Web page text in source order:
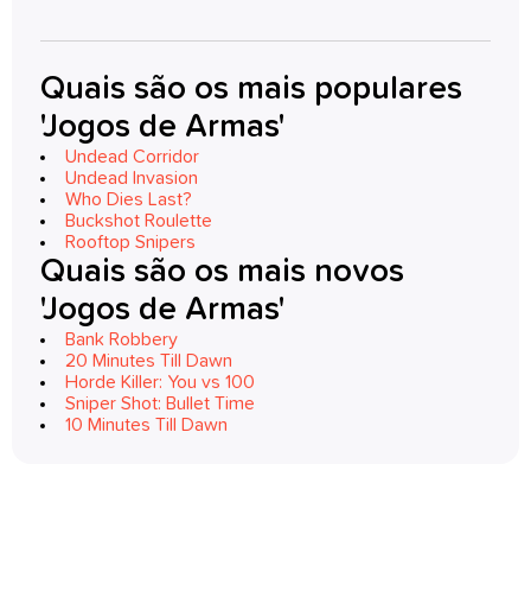
Quais são os mais populares
'Jogos de Armas'
Undead Corridor
Undead Invasion
Who Dies Last?
Buckshot Roulette
Rooftop Snipers
Quais são os mais novos
'Jogos de Armas'
Bank Robbery
20 Minutes Till Dawn
Horde Killer: You vs 100
Sniper Shot: Bullet Time
10 Minutes Till Dawn